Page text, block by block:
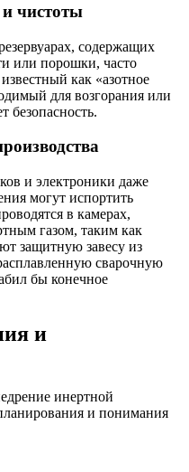
и чистоты
содержащих
или порошки, часто
как «азотное
для возгорания или
безопасность.
и электроники даже
могут испортить
в камерах,
газом, таким как
защитную завесу из
сварочную
бы конечное
и
инертной
и понимания